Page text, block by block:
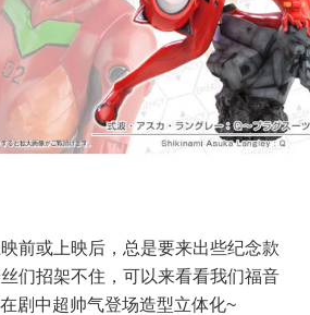
前或上映后，总是要来出些纪念款
们招架不住，可以来看看我们福音
剧中超帅气登场造型立体化~